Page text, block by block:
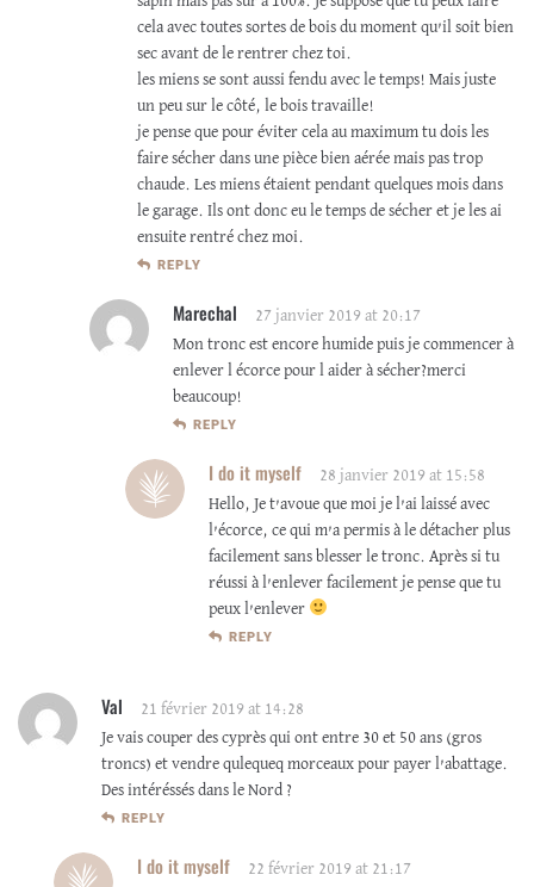
cela avec toutes sortes de bois du moment qu’il soit bien
sec avant de le rentrer chez toi.
les miens se sont aussi fendu avec le temps! Mais juste
un peu sur le côté, le bois travaille!
je pense que pour éviter cela au maximum tu dois les
faire sécher dans une pièce bien aérée mais pas trop
chaude. Les miens étaient pendant quelques mois dans
le garage. Ils ont donc eu le temps de sécher et je les ai
ensuite rentré chez moi.
REPLY
Marechal
27 janvier 2019 at 20:17
Mon tronc est encore humide puis je commencer à
enlever l écorce pour l aider à sécher?merci
beaucoup!
REPLY
I do it myself
28 janvier 2019 at 15:58
Hello, Je t’avoue que moi je l’ai laissé avec
l’écorce, ce qui m’a permis à le détacher plus
facilement sans blesser le tronc. Après si tu
réussi à l’enlever facilement je pense que tu
peux l’enlever
REPLY
Val
21 février 2019 at 14:28
Je vais couper des cyprès qui ont entre 30 et 50 ans (gros
troncs) et vendre qulequeq morceaux pour payer l’abattage.
Des intéréssés dans le Nord ?
REPLY
I do it myself
22 février 2019 at 21:17